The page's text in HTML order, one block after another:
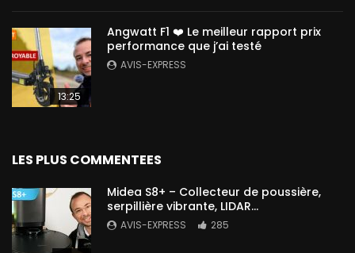
13:25
Angwatt F1 ❤️ Le meilleur rapport prix
performance que j’ai testé
AVIS-EXPRESS
LES PLUS COMMENTEES
Midea S8+ – Collecteur de poussière,
serpillière vibrante, LIDAR…
AVIS-EXPRESS 285